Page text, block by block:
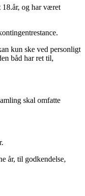
18.år, og har været
kun ske ved personligt
båd har ret til,
skal omfatte
år, til godkendelse,